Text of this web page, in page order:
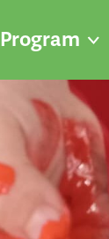
Program